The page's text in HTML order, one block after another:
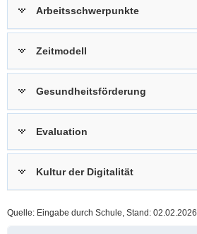
g
o
n
Arbeitsschwerpunkte
Zeitmodell
Gesundheitsförderung
Evaluation
Kultur der Digitalität
Quelle: Eingabe durch Schule, Stand: 02.02.2026